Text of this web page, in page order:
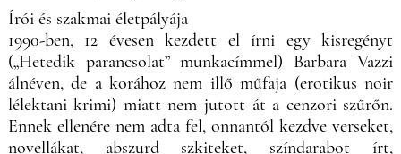
Írói és szakmai életpályája
1990-ben, 12 évesen kezdett el írni egy kisregényt
(„Hetedik parancsolat” munkacímmel) Barbara Vazzi
álnéven, de a korához nem illő műfaja (erotikus noir
lélektani krimi) miatt nem jutott át a cenzori szűrőn.
Ennek ellenére nem adta fel, onnantól kezdve verseket,
novellákat, abszurd szkiteket, színdarabot írt,